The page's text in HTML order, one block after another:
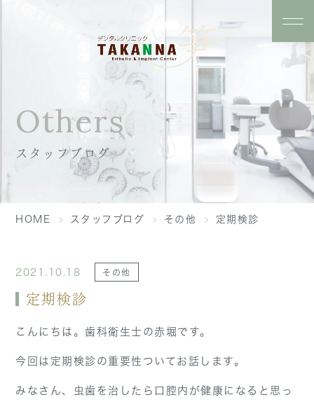
Others
スタッフブログ
HOME スタッフブログ その他 定期検診
2021.10.18 その他
定期検診
こんにちは。 歯科衛生士の赤堀です。
今回は定期検診の重要性ついてお話します。
みなさん、虫歯を治したら口腔内が健康になると思っ